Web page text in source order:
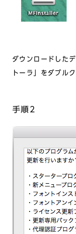
ダウンロードした
トーラ」をダブル
手順2